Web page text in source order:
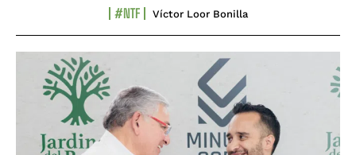
#NTF Víctor Loor Bonilla